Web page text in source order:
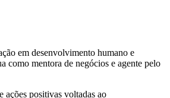
em desenvolvimento humano e
como mentora de negócios e agente pelo
ações positivas voltadas ao